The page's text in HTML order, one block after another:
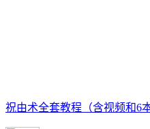
祝由术全套教程（含视频和6本